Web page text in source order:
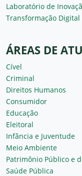
Laboratório de
Transformação Digital
ÁREAS DE
Cível
Criminal
Direitos Humanos
Consumidor
Educação
Eleitoral
Infância e Juventude
Meio Ambiente
Patrimônio Público e
Saúde Pública